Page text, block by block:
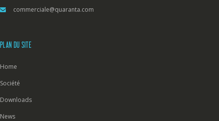
commerciale@quaranta.com
PLAN DU SITE
Home
Société
Downloads
News